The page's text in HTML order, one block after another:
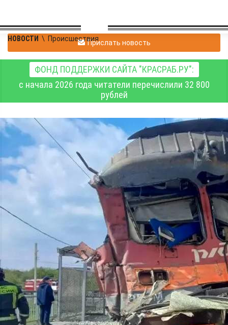
НОВОСТИ \ ПроисшествияПрислать новость
ФОНД ПОДДЕРЖКИ САЙТА "КРАСРАБ.РУ":
с начала 2026 года читатели перечислили 32 800
рублей
На Западно-Сибирской
железной дороге
сегодня произошли
сразу два ЧП
Происшествия
14.05.2026 17:07
721
1